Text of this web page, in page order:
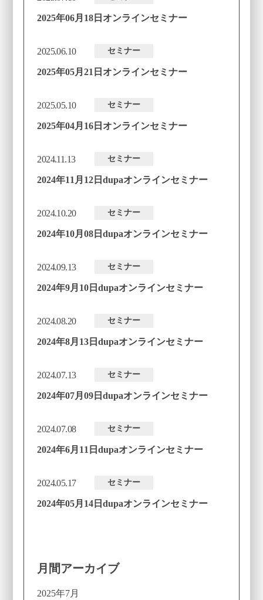
2025年06月18日オンラインセミナー
2025.06.10 セミナー
2025年05月21日オンラインセミナー
2025.05.10 セミナー
2025年04月16日オンラインセミナー
2024.11.13 セミナー
2024年11月12日dupaオンラインセミナー
2024.10.20 セミナー
2024年10月08日dupaオンラインセミナー
2024.09.13 セミナー
2024年9月10日dupaオンラインセミナー
2024.08.20 セミナー
2024年8月13日dupaオンラインセミナー
2024.07.13 セミナー
2024年07月09日dupaオンラインセミナー
2024.07.08 セミナー
2024年6月11日dupaオンラインセミナー
2024.05.17 セミナー
2024年05月14日dupaオンラインセミナー
月間アーカイブ
2025年7月